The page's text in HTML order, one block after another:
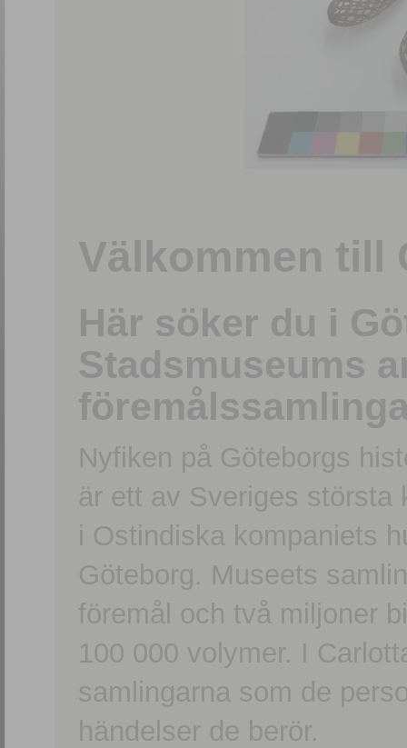
Välkommen till
Här söker du i
Stadsmuseums
Nyfiken på Göteborgs
är ett av Sveriges största
i Ostindiska kompaniets
Göteborg. Museets
föremål och två miljoner
100 000 volymer. I
samlingarna som de
händelser de berör.